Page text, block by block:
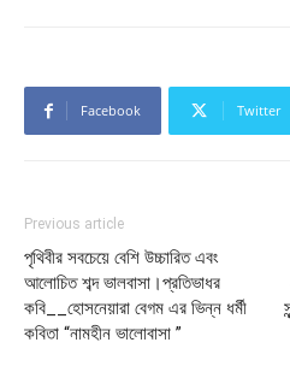
Facebook Twitter
Previous article
পৃথিবীর সবচেয়ে বেশি উচ্চারিত এবং
আলোচিত শব্দ ভালবাসা।প্রতিভাধর
কবি__হোসনেয়ারা বেগম এর ভিন্ন ধর্মী
কবিতা “নামহীন ভালোবাসা ”